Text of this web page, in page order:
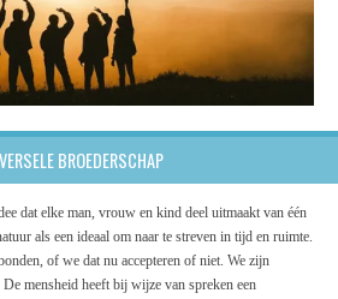
BROEDERSCHAP
dat elke man, vrouw en kind deel uitmaakt van één
als een ideaal om naar te streven in tijd en ruimte.
of we dat nu accepteren of niet. We zijn
mensheid heeft bij wijze van spreken een